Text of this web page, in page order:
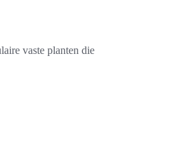
vaste planten die